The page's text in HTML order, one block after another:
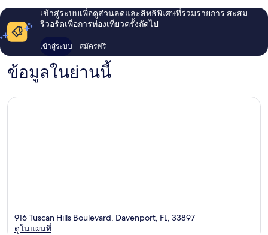
เซ
ไอส์
แลนด์
ว่าย
น้ำ
ใกล้
เข้าสู่ระบบเพื่อดูส่วนลดและสิทธิพิเศษที่ร่วมรายการ สะสม
รีวอร์ดเพื่อการท่องเที่ยวครั้งถัดไป
เข้าสู่ระบบ สมัครฟรี
ข้อมูลในย่านนี้
916 Tuscan Hills Boulevard, Davenport, FL, 33897
ดูในแผนที่